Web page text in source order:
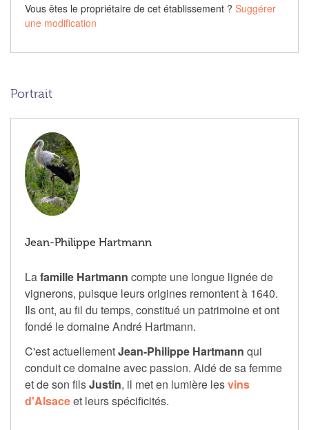
Vous êtes le propriétaire de cet établissement ? Suggérer
une modification
Portrait
Jean-Philippe Hartmann
Lafamille Hartmann compte une longue lignée de
vignerons, puisque leurs origines remontent à 1640.
Ils ont, au fil du temps, constitué un patrimoine et ont
fondé le domaine André Hartmann.
C'est actuellementJean-Philippe Hartmann qui
conduit ce domaine avec passion. Aidé de sa femme
et de son filsJustin, il met en lumière lesvins
d'Alsaceet leurs spécificités.